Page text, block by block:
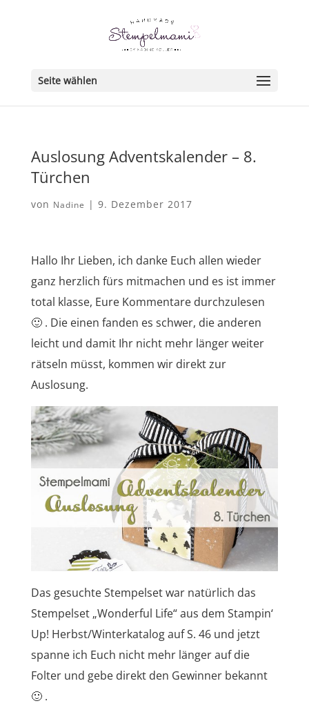
Seite wählen
Auslosung Adventskalender – 8.
Türchen
von Nadine | 9. Dezember 2017
Hallo Ihr Lieben, ich danke Euch allen wieder
ganz herzlich fürs mitmachen und es ist immer
total klasse, Eure Kommentare durchzulesen
🙂 . Die einen fanden es schwer, die anderen
leicht und damit Ihr nicht mehr länger weiter
rätseln müsst, kommen wir direkt zur
Auslosung.
Das gesuchte Stempelset war natürlich das
Stempelset „Wonderful Life“ aus dem Stampin‘
Up! Herbst/Winterkatalog auf S. 46 und jetzt
spanne ich Euch nicht mehr länger auf die
Folter und gebe direkt den Gewinner bekannt
🙂 .